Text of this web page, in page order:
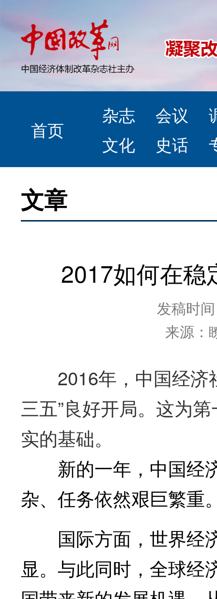
首页
杂志 会议
文化
史话
文章
2017如何在稳
发稿时
来源：
2016年，中国经济
三五”良好开局。这为
实的基础。
新的一年，中国经
杂、任务依然艰巨繁重
国际方面，世界经
显。与此同时，全球经